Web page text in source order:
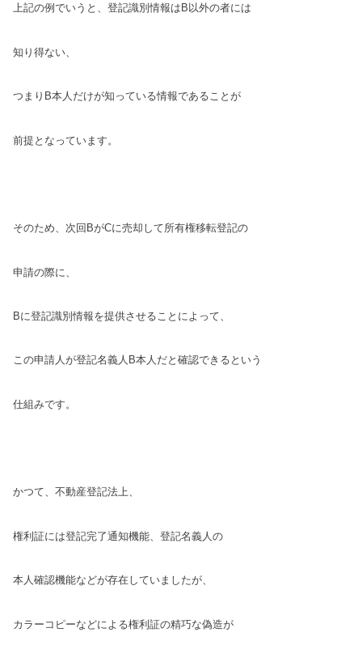
上記の例でいうと、登記識別情報はB以外の者には
知り得ない、
つまりB本人だけが知っている情報であることが
前提となっています。
そのため、次回BがCに売却して所有権移転登記の
申請の際に、
Bに登記識別情報を提供させることによって、
この申請人が登記名義人B本人だと確認できるという
仕組みです。
かつて、不動産登記法上、
権利証には登記完了通知機能、登記名義人の
本人確認機能などが存在していましたが、
カラーコピーなどによる権利証の精巧な偽造が